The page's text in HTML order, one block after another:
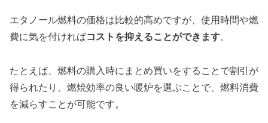
エタノール燃料の価格は比較的高めですが、使用時間や燃
費に気を付ければコストを抑えることができます。
たとえば、燃料の購入時にまとめ買いをすることで割引が
得られたり、燃焼効率の良い暖炉を選ぶことで、燃料消費
を減らすことが可能です。